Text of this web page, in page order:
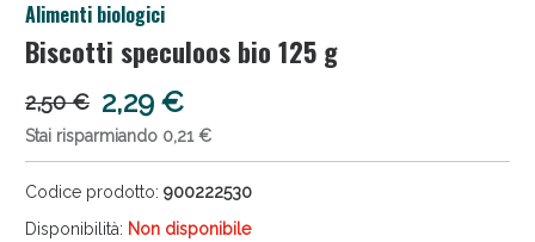
Alimenti biologici
Biscotti speculoos bio 125 g
2,50 € 2,29 €
Stai risparmiando 0,21 €
Codice prodotto: 900222530
Disponibilità: Non disponibile
Salini e Multivitaminici: oggi Sconto extra fino al